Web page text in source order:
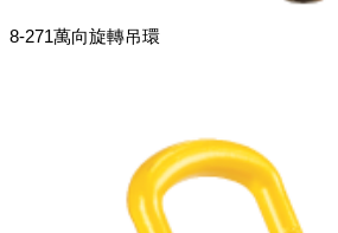
8-271萬向旋轉吊環